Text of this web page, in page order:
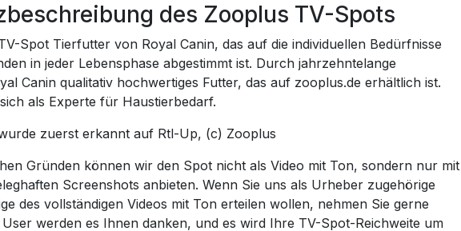
des Zooplus TV-Spots
Spot Tierfutter von Royal Canin, das auf die individuellen Bedürfnisse
in jeder Lebensphase abgestimmt ist. Durch jahrzehntelange
Canin qualitativ hochwertiges Futter, das auf zooplus.de erhältlich ist.
als Experte für Haustierbedarf.
zuerst erkannt auf Rtl-Up, (c) Zooplus
Gründen können wir den Spot nicht als Video mit Ton, sondern nur mit
Screenshots anbieten. Wenn Sie uns als Urheber zugehörige
des vollständigen Videos mit Ton erteilen wollen, nehmen Sie gerne
werden es Ihnen danken, und es wird Ihre TV-Spot-Reichweite um